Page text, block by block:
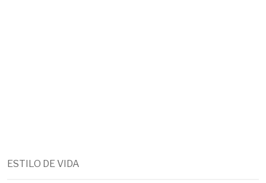
ESTILO DE VIDA